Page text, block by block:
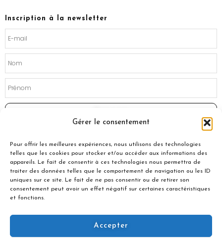
Gérer le consentement
Pour offrir les meilleures expériences, nous utilisons des technologies
telles que les cookies pour stocker et/ou accéder aux informations des
appareils. Le fait de consentir à ces technologies nous permettra de
traiter des données telles que le comportement de navigation ou les ID
uniques sur ce site. Le fait de ne pas consentir ou de retirer son
consentement peut avoir un effet négatif sur certaines caractéristiques
et fonctions.
Accepter
o
Inscription à la newsletter